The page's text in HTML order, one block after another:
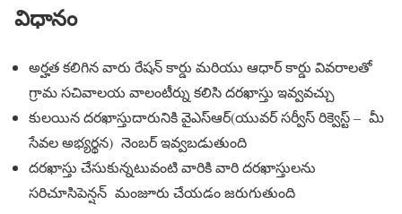
విధానం
అర్హత కలిగిన వారు రేషన్ కార్డు మరియు ఆధార్ కార్డు వివరాలతో
గ్రామ సచివాలయ వాలంటీర్ను కలిసి దరఖాస్తు ఇవ్వవచ్చు
కులయిన దరఖాస్తుదారునికి వైఎస్ఆర్(యువర్ సర్వీస్ రిక్వెస్ట్ – మీ
సేవల అభ్యర్థన) నెంబర్ ఇవ్వబడుతుంది
దరఖాస్తు చేసుకున్నటువంటి వారికి వారి దరఖాస్తులను
సరిచూసిపెన్షన్ మంజూరు చేయడం జరుగుతుంది